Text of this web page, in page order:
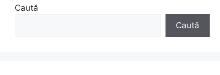
Caută
Caută